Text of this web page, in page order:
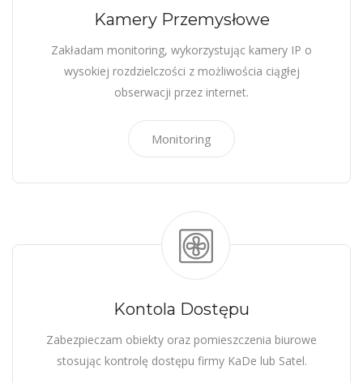
Kamery Przemysłowe
Zakładam monitoring, wykorzystując kamery IP o
wysokiej rozdzielczości z możliwościa ciągłej
obserwacji przez internet.
Monitoring
Kontola Dostępu
Zabezpieczam obiekty oraz pomieszczenia biurowe
stosując kontrolę dostępu firmy KaDe lub Satel.